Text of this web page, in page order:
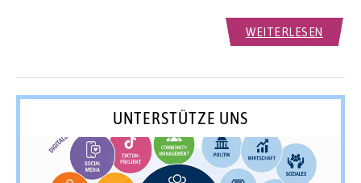
WEITERLESEN
UNTERSTÜTZE UNS